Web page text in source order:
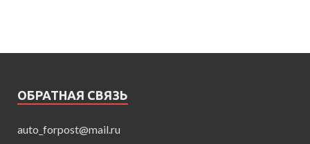
ОБРАТНАЯ СВЯЗЬ
auto_forpost@mail.ru